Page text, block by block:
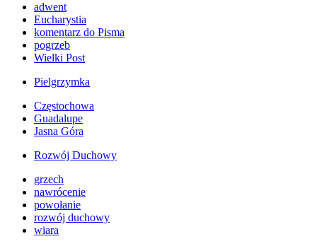
adwent
Eucharystia
komentarz do Pisma
pogrzeb
Wielki Post
Pielgrzymka
Częstochowa
Guadalupe
Jasna Góra
Rozwój Duchowy
grzech
nawrócenie
powołanie
rozwój duchowy
wiara